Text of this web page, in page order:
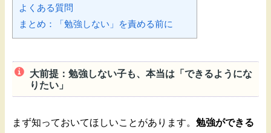
よくある質問
まとめ：「勉強しない」を責める前に
大前提：勉強しない子も、本当は「できるようにな
りたい」
まず知っておいてほしいことがあります。 勉強ができる